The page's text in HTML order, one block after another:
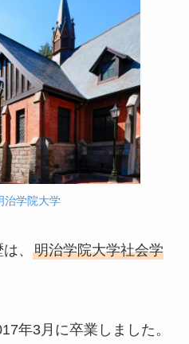
治学院大学
、 明治学院大学社会学
年3月に卒業しました。